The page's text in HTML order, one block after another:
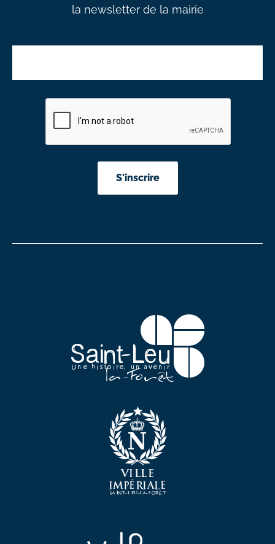
la newsletter de la mairie